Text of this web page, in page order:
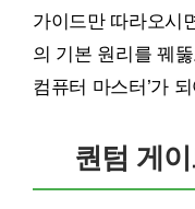
가이드만 따라오시
의 기본 원리를 꿰
컴퓨터 마스터’가
퀀텀 게